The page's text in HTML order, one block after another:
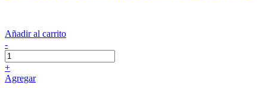
Añadir al carrito
-
+
Agregar